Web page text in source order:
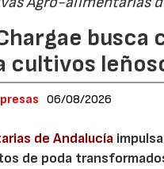
cultivos
06/08/2026
de Andalucía
de poda